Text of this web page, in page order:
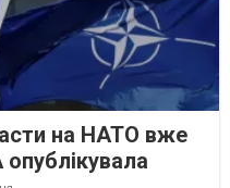
на НАТО вже